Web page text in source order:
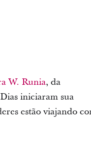
W. Runia, da
iniciaram sua
estão viajando